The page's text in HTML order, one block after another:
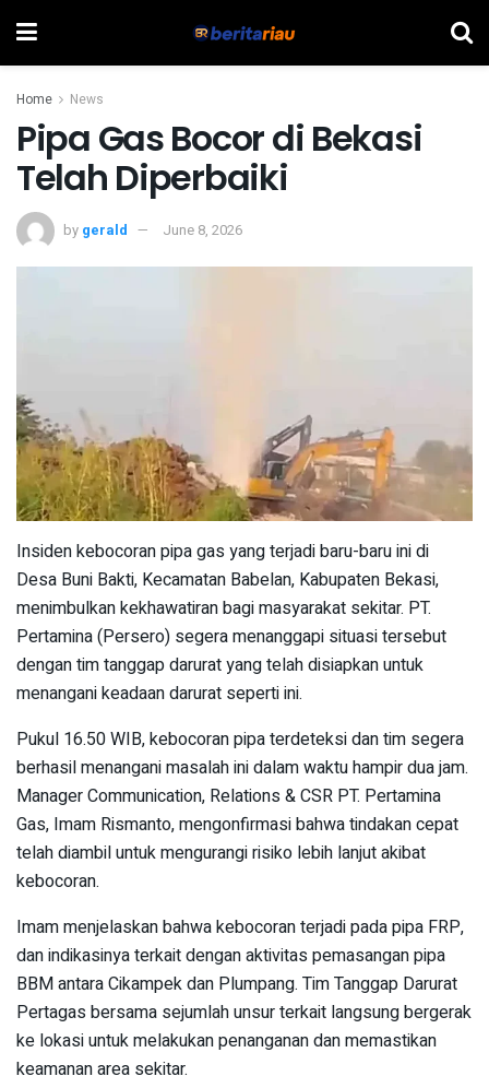
Home News
Pipa Gas Bocor di Bekasi
Telah Diperbaiki
by gerald June 8, 2026
Insiden kebocoran pipa gas yang terjadi baru-baru ini di
Desa Buni Bakti, Kecamatan Babelan, Kabupaten Bekasi,
menimbulkan kekhawatiran bagi masyarakat sekitar. PT.
Pertamina (Persero) segera menanggapi situasi tersebut
dengan tim tanggap darurat yang telah disiapkan untuk
menangani keadaan darurat seperti ini.
Pukul 16.50 WIB, kebocoran pipa terdeteksi dan tim segera
berhasil menangani masalah ini dalam waktu hampir dua jam.
Manager Communication, Relations & CSR PT. Pertamina
Gas, Imam Rismanto, mengonfirmasi bahwa tindakan cepat
telah diambil untuk mengurangi risiko lebih lanjut akibat
kebocoran.
Imam menjelaskan bahwa kebocoran terjadi pada pipa FRP,
dan indikasinya terkait dengan aktivitas pemasangan pipa
BBM antara Cikampek dan Plumpang. Tim Tanggap Darurat
Pertagas bersama sejumlah unsur terkait langsung bergerak
ke lokasi untuk melakukan penanganan dan memastikan
keamanan area sekitar.